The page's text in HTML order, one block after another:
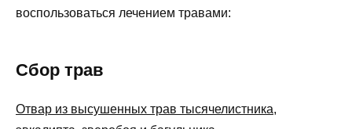
воспользоваться лечением травами:
Сбор трав
Отвар из высушенных трав тысячелистника,